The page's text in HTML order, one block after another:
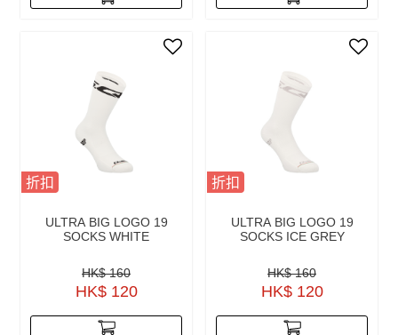
折扣
ULTRA BIG LOGO 19
SOCKS WHITE
HK$ 160
HK$ 120
折扣
ULTRA BIG LOGO 19
SOCKS ICE GREY
HK$ 160
HK$ 120